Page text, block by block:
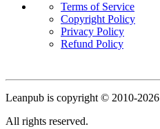
Terms of Service
Copyright Policy
Privacy Policy
Refund Policy
Leanpub is copyright © 2010-2026
All rights reserved.